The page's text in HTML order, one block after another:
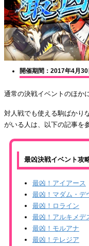
開催期間：2017年4月
通常の決戦イベントのほか
対人戦でも使える駒ばかり
がいる人は、以下の記事を
最凶決戦イベント攻
最凶！アイアース
最凶！マダム・デ
最凶！ロライン
最凶！アルキメデ
最凶！モルアナ
最凶！テレジア